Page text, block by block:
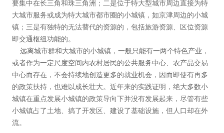
要集中在长三角和珠三角洲；二是位于特大型城市周边直接为特
大城市服务或成为特大城市都市圈的小城镇，如京津周边的小城
镇；三是有独特的无法替代的资源的，包括旅游资源、区位资源
即交通枢纽功能的。
远离城市群和大城市的小城镇，一般只能有一两个特色产业，
或者作为一定尺度空间内农村居民的公共服务中心、农产品交易
中心而存在，不会持续地创造更多的就业机会，因而即使有再多
的政策扶持，也难以成长壮大。近年来的实践证明，绝大多数小
城镇在重点发展小城镇的政策导向下并没有发展起来，尽管有些
小城镇占了土地、搞了开发区、建设了基础设施，但人口却在外
流。